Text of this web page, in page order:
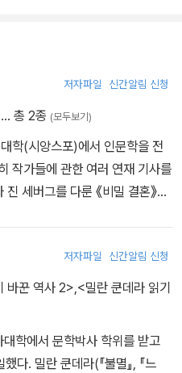
저자파일 신간알림 신청
… 총 2종 (모두보기)
학(시앙스포)에서 인문학을 전
작가들에 관한 여러 연재 기사를
세버그를 다룬 《비밀 결혼》이
저자파일 신간알림 신청
바꾼 역사 2>,<밀란 쿤데라 읽기
학에서 문학박사 학위를 받고
다. 밀란 쿤데라(『불멸』, 『느